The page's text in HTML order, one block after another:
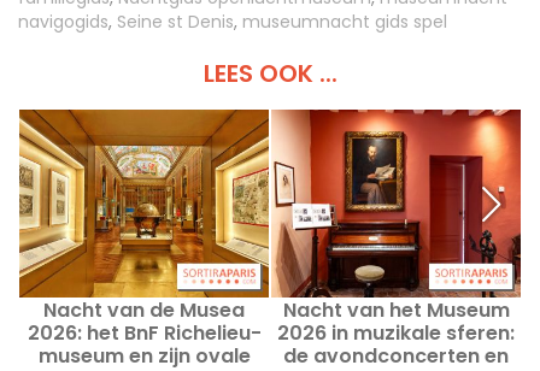
navigogids, Seine st Denis, museumnacht gids spel
LEES OOK ...
Nacht van de Musea
2026: het BnF Richelieu-
museum en zijn ovale
Nacht van het Museum
2026 in muzikale sferen:
de avondconcerten en